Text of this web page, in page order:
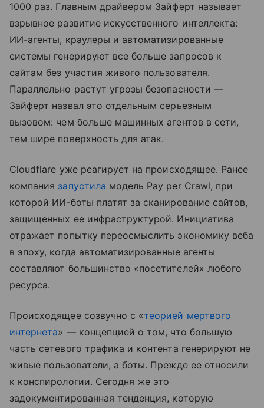
1000 раз. Главным драйвером Зайферт называет
взрывное развитие искусственного интеллекта:
ИИ-агенты, краулеры и автоматизированные
системы генерируют все больше запросов к
сайтам без участия живого пользователя.
Параллельно растут угрозы безопасности —
Зайферт назвал это отдельным серьезным
вызовом: чем больше машинных агентов в сети,
тем шире поверхность для атак.
Cloudflare уже реагирует на происходящее. Ранее
компания запустила модель Pay per Crawl, при
которой ИИ-боты платят за сканирование сайтов,
защищенных ее инфраструктурой. Инициатива
отражает попытку переосмыслить экономику веба
в эпоху, когда автоматизированные агенты
составляют большинство «посетителей» любого
ресурса.
Происходящее созвучно с «теорией мертвого
интернета» — концепцией о том, что большую
часть сетевого трафика и контента генерируют не
живые пользователи, а боты. Прежде ее относили
к конспирологии. Сегодня же это
задокументированная тенденция, которую